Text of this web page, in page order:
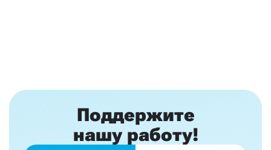
Поддержите
нашу работу!